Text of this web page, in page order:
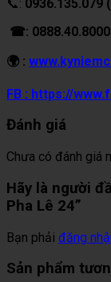
📞: 0936.135.079
☎: 0888.40.8000
🌍 :
FB : https://
Đánh giá
Chưa có đánh giá
Hãy là người
Pha Lê 24”
Bạn phải đăng
Sản phẩm